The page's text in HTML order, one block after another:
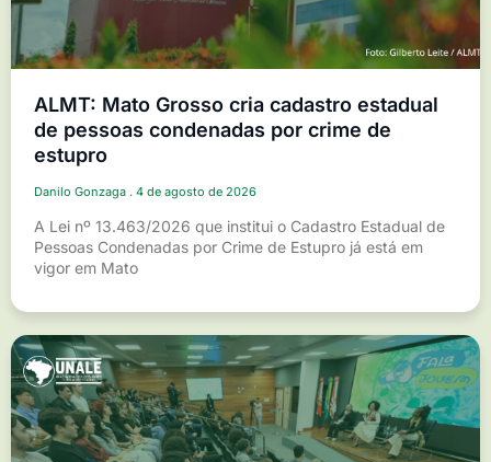
ALMT: Mato Grosso cria cadastro estadual
de pessoas condenadas por crime de
estupro
Danilo Gonzaga 4 de agosto de 2026
A Lei nº 13.463/2026 que institui o Cadastro Estadual de
Pessoas Condenadas por Crime de Estupro já está em
vigor em Mato